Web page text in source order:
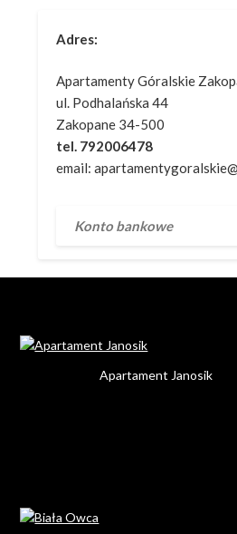
Adres:
Apartamenty Góralskie
ul. Podhalańska 44
Zakopane 34-500
tel. 792006478
email:
Konto bankowe
Apartament Janosik